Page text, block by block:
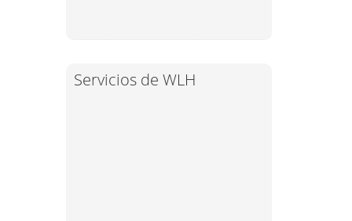
Servicios de WLH